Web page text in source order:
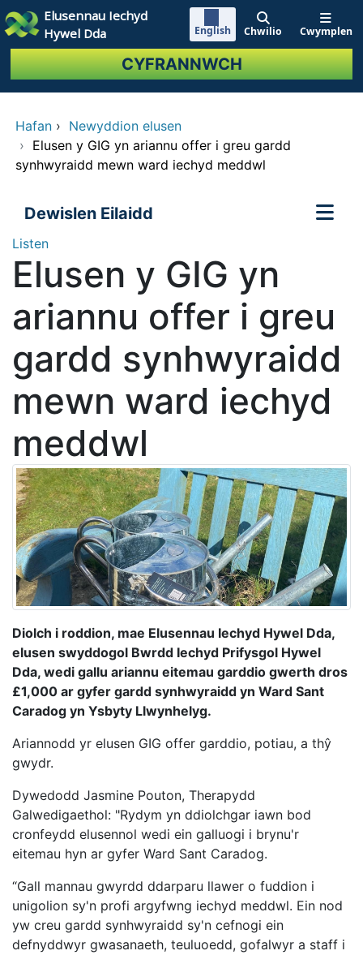
Neidio i'r prif gynnwy
Elusennau Iechyd
Hywel Dda
English Chwilio Cwymplen
CYFRANNWCH
Hafan › Newyddion elusen
› Elusen y GIG yn ariannu offer i greu gardd
synhwyraidd mewn ward iechyd meddwl
Dewislen Eilaidd
Listen
Elusen y GIG yn
ariannu offer i greu
gardd synhwyraidd
mewn ward iechyd
meddwl
Diolch i roddion, mae Elusennau Iechyd Hywel Dda,
elusen swyddogol Bwrdd Iechyd Prifysgol Hywel
Dda, wedi gallu ariannu eitemau garddio gwerth dros
£1,000 ar gyfer gardd synhwyraidd yn Ward Sant
Caradog yn Ysbyty Llwynhelyg.
Ariannodd yr elusen GIG offer garddio, potiau, a thŷ
gwydr.
Dywedodd Jasmine Pouton, Therapydd
Galwedigaethol: "Rydym yn ddiolchgar iawn bod
cronfeydd elusennol wedi ein galluogi i brynu'r
eitemau hyn ar gyfer Ward Sant Caradog.
“Gall mannau gwyrdd ddarparu llawer o fuddion i
unigolion sy'n profi argyfwng iechyd meddwl. Ein nod
yw creu gardd synhwyraidd sy'n cefnogi ein
defnyddwyr gwasanaeth, teuluoedd, gofalwyr a staff i